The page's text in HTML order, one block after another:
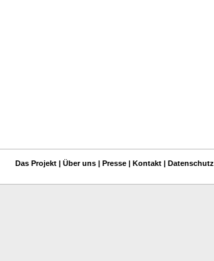
Das Projekt | Über uns | Presse | Kontakt | Datenschutz